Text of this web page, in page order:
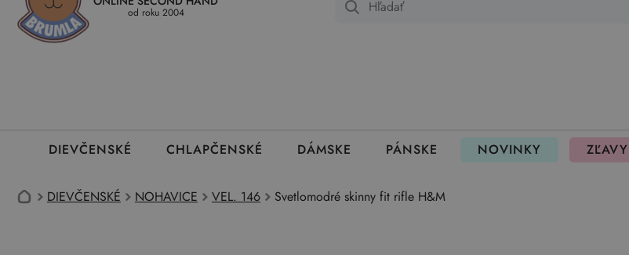
Kedy a ako dostanem tovar Ako môžem vrátiť oblečenie Ako fungujú rezervácie
od roku 2004
DIEVČENSKÉ CHLAPČENSKÉ DÁMSKE PÁNSKE NOVINKY ZĽAVY
DIEVČENSKÉ NOHAVICE VEL. 146 Svetlomodré skinny fit rifle H&M